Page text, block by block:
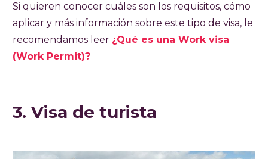
Si quieren conocer cuáles son los requisitos, cómo
aplicar y más información sobre este tipo de visa, le
recomendamos leer ¿Qué es una Work visa
(Work Permit)?
3. Visa de turista